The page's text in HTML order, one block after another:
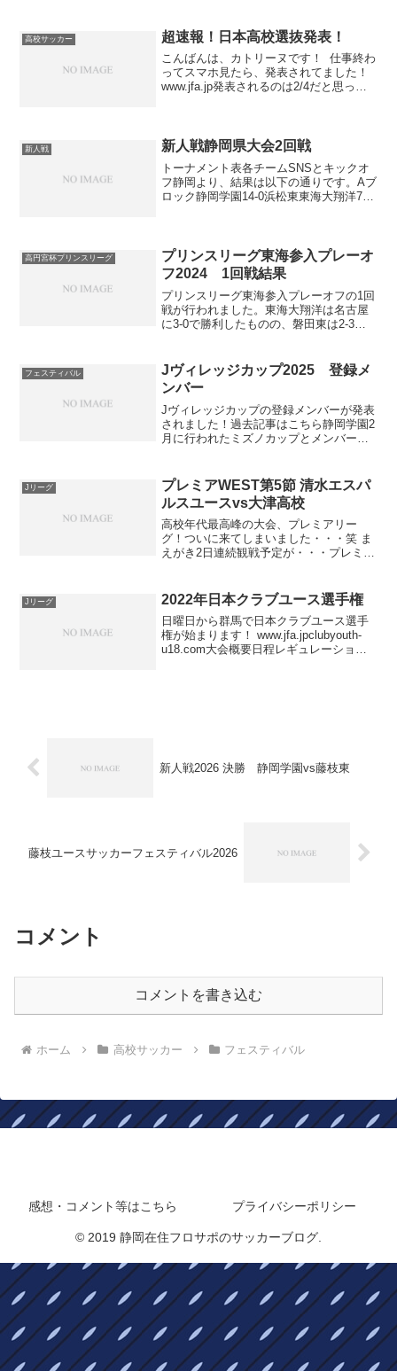
高校サッカー 超速報！日本高校選抜発表！
こんばんは、カトリーヌです！ 仕事終わ
ってスマホ見たら、発表されてました！
www.jfa.jp発表されるのは2/4だと思って
プロ...
新人戦 新人戦静岡県大会2回戦
トーナメント表各チームSNSとキックオ
フ静岡より、結果は以下の通りです。Aブ
ロック静岡学園14-0浜松東東海大翔洋7-1
高円宮杯プリンスリーグ
プリンスリーグ東海参入プレーオ
フ2024 1回戦結果
プリンスリーグ東海参入プレーオフの1回
戦が行われました。東海大翔洋は名古屋
に3-0で勝利したものの、磐田東は2-3で
先制するも、前半14分と前半41分に逆転
される展開...
フェスティバル
Jヴィレッジカップ2025 登録メ
ンバー
Jヴィレッジカップの登録メンバーが発表
されました！過去記事はこちら静岡学園2
月に行われたミズノカップとメンバーは
福元泉太とU-16日本代表MF山縣優翔がメ
ンバー...
Jリーグ
プレミアWEST第5節 清水エスパ
ルスユースvs大津高校
高校年代最高峰の大会、プレミアリー
グ！ついに来てしまいました・・・笑 ま
えがき2日連続観戦予定が・・・プレミア
合結果清水エスパルスユース ４ー０ 大
津高校スタメン交代...
Jリーグ 2022年日本クラブユース選手権
日曜日から群馬で日本クラブユース選手
権が始まります！ www.jfa.jpclubyouth-
u18.com大会概要日程レギュレーション
新人戦2026 決勝 静岡学園vs藤枝東
藤枝ユースサッカーフェスティバル2026
コメント
コメントを書き込む
ホーム 高校サッカー フェスティバル
感想・コメント等はこちら プライバシーポリシー
© 2019 静岡在住フロサポのサッカーブログ.